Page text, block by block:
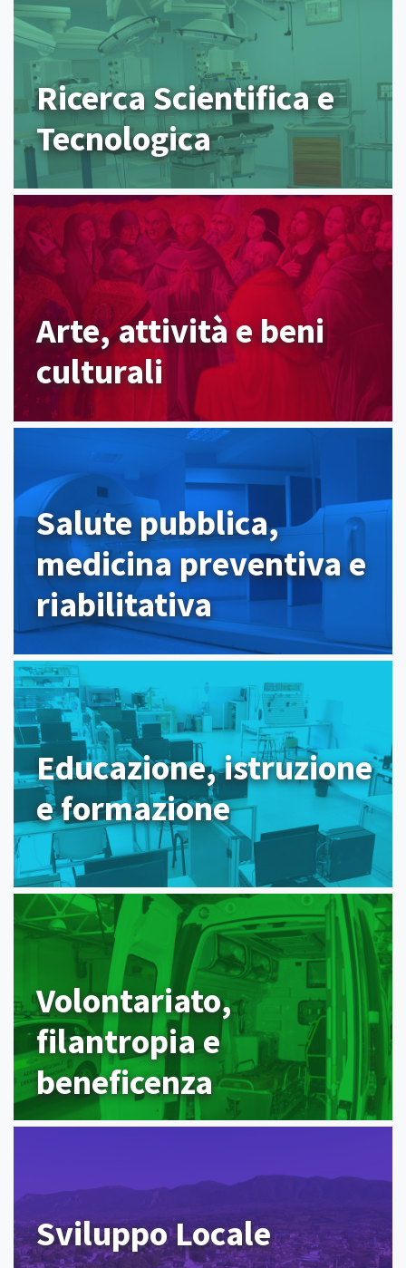
Ricerca Scientifica e
Tecnologica
Arte, attività e beni
culturali
Salute pubblica,
medicina preventiva e
riabilitativa
Educazione, istruzione
e formazione
Volontariato,
filantropia e
beneficenza
Sviluppo Locale